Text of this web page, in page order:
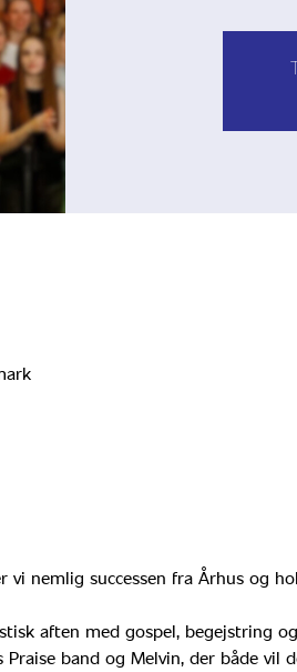
nemlig successen fra Århus og
aften med gospel, begejstring
band og Melvin, der både vil